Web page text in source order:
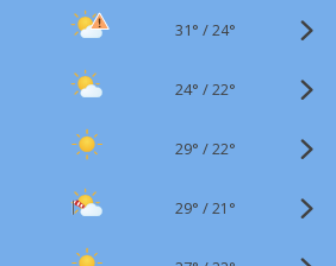
31° /24°
24° /22°
29° /22°
29° /21°